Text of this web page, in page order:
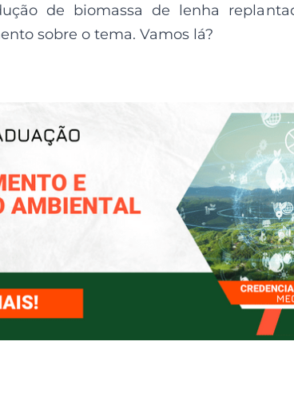
de biomassa de lenha
sobre o tema. Vamos lá?